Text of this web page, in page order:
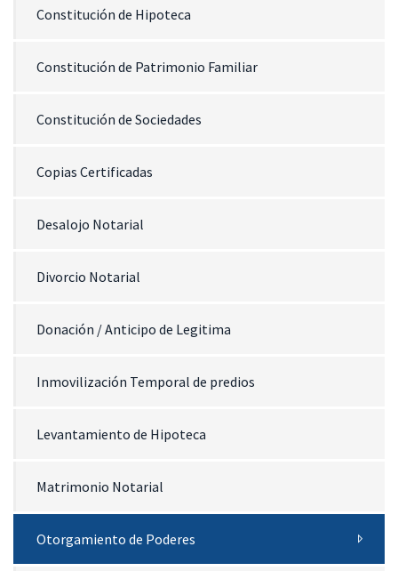
Constitución de Hipoteca
Constitución de Patrimonio Familiar
Constitución de Sociedades
Copias Certificadas
Desalojo Notarial
Divorcio Notarial
Donación / Anticipo de Legitima
Inmovilización Temporal de predios
Levantamiento de Hipoteca
Matrimonio Notarial
Otorgamiento de Poderes